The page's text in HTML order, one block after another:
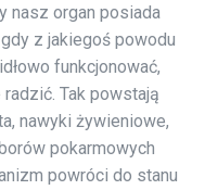
organ posiada
z jakiegoś powodu
funkcjonować,
Tak powstają
nawyki żywieniowe,
pokarmowych
powróci do stanu